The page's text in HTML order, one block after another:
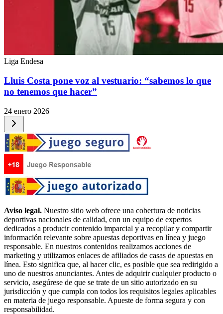
Liga Endesa
Lluis Costa pone voz al vestuario: “sabemos lo que
no tenemos que hacer”
24 enero 2026
Aviso legal. Nuestro sitio web ofrece una cobertura de noticias
deportivas nacionales de calidad, con un equipo de expertos
dedicados a producir contenido imparcial y a recopilar y compartir
información relevante sobre apuestas deportivas en línea y juego
responsable. En nuestros contenidos realizamos acciones de
marketing y utilizamos enlaces de afiliados de casas de apuestas en
línea. Esto significa que, al hacer clic, es posible que sea redirigido a
uno de nuestros anunciantes. Antes de adquirir cualquier producto o
servicio, asegúrese de que se trate de un sitio autorizado en su
jurisdicción y que cumpla con todos los requisitos legales aplicables
en materia de juego responsable. Apueste de forma segura y con
responsabilidad.